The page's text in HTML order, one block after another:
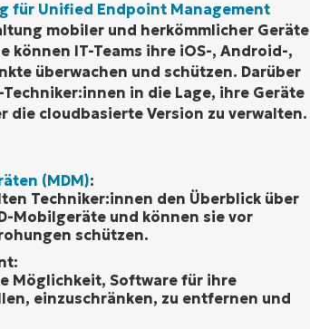
für Unified Endpoint Management
mobiler und herkömmlicher Geräte
können IT-Teams ihre iOS-, Android-,
überwachen und schützen. Darüber
in die Lage, ihre Geräte
die cloudbasierte Version zu verwalten.
(MDM):
Techniker:innen den Überblick über
Mobilgeräte und können sie vor
schützen.
Möglichkeit, Software für ihre
einzuschränken, zu entfernen und